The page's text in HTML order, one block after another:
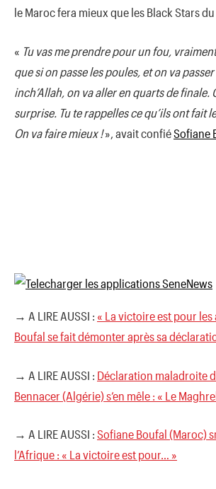
le Maroc fera mieux que les Black Stars
« Tu vas me prendre pour un fou,
que si on passe les poules, et on va
inch’Allah, on va aller en quarts de finale.
surprise. Tu te rappelles ce qu’ils ont fait
On va faire mieux !», avait confiéSofiane
→ A LIRE AUSSI : « La victoire est pour les
Boufal se fait démonter après sa
→ A LIRE AUSSI : Déclaration maladroite
Bennacer (Algérie) s’en mêle : « Le
→ A LIRE AUSSI : Sofiane Boufal (Maroc)
l’Afrique : « La victoire est pour… »